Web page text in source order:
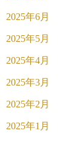
2025年6月
2025年5月
2025年4月
2025年3月
2025年2月
2025年1月